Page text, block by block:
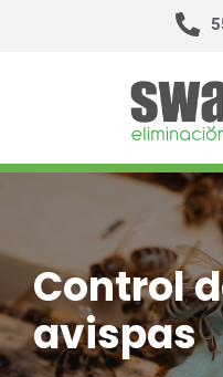
Control
avispas